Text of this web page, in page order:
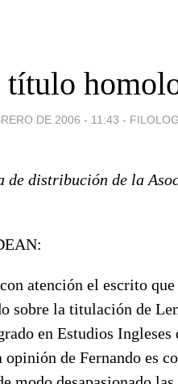
título
DE 2006 - 11:43 -
distribución de la
atención el escrito
sobre la titulación de
en Estudios Ingleses
de Fernando es